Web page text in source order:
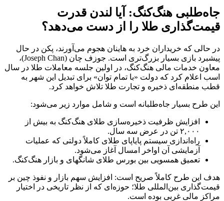
جاه‌طلبی هنگ‌کنگ: آیا لندن قدرت
قیمت‌گذاری طلا را از دست می‌دهد؟
در حالی که خریداران خرد به هاینان هجوم می‌آورند، پکن در حال
پیشبرد بازی بسیار بزرگ‌تری است. جوزف چان (Joseph Chan)،
معاون خدمات مالی هنگ‌کنگ، در اولین جلسه معاملات طلا در سال
اسب اعلام کرد که دولت «با تمام توان» برای تبدیل این شهر به
قطب منطقه‌ای ذخیره و تجارت طلا تلاش خواهد کرد.
این طرح بسیار جاه‌طلبانه است و شامل موارد زیر می‌شود:
افزایش ظرفیت ذخیره‌سازی طلای هنگ‌کنگ به بیش از
۲,۰۰۰ تن در عرض سه سال.
راه‌اندازی سیستم پایاپای طلای کاملاً دولتی که عملیات
آزمایشی آن اواخر امسال آغاز می‌شود.
تعمیق همسویی بین بورس طلای شانگهای و بازار هنگ‌کنگ.
هدف این طرح کاملاً صریح است: افزایش سهم بازار و نفوذ چین بر
قیمت‌گذاری بین‌المللی طلا؛ حوزه‌ای که از نظر تاریخی در اختیار
مراکز مالی غربی بوده است.